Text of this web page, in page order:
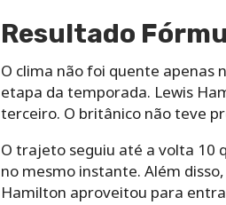
Resultado
O clima não foi quente apenas
etapa da temporada. Lewis
terceiro. O britânico não teve
O trajeto seguiu até a volta 10
no mesmo instante. Além
Hamilton aproveitou para